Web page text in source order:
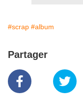
#scrap #album
Partager